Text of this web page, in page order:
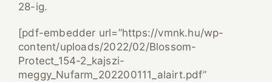
28-ig.
[pdf-embedder url=”https://vmnk.hu/wp-
content/uploads/2022/02/Blossom-
Protect_154-2_kajszi-
meggy_Nufarm_202200111_alairt.pdf”